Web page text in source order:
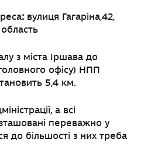
а: вулиця Гагаріна,42,
з міста Іршава до
офісу) НПП
5,4 км.
а всі
переважно у
до більшості з них треба